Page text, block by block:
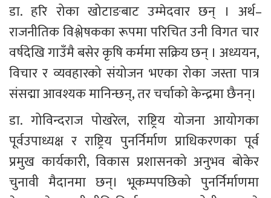
डा. हरि रोका खोटाङबाट उम्मेदवार छन् । अर्थ–
राजनीतिक विश्लेषकका रूपमा परिचित उनी विगत चार
वर्षदेखि गाउँमै बसेर कृषि कर्ममा सक्रिय छन् । अध्ययन,
विचार र व्यवहारको संयोजन भएका रोका जस्ता पात्र
संसद्मा आवश्यक मानिन्छन्, तर चर्चाको केन्द्रमा छैनन्।
डा. गोविन्दराज पोखरेल, राष्ट्रिय योजना आयोगका
पूर्वउपाध्यक्ष र राष्ट्रिय पुनर्निर्माण प्राधिकरणका पूर्व
प्रमुख कार्यकारी, विकास प्रशासनको अनुभव बोकेर
चुनावी मैदानमा छन्। भूकम्पपछिको पुनर्निर्माणमा